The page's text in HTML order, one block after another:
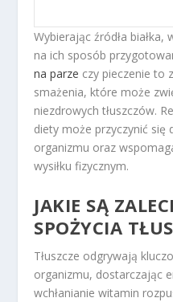
Wybierając źródła
na ich sposób
na parze czy pieczenie to
smażenia, które może
niezdrowych tłuszczów.
diety może przyczynić
organizmu oraz
wysiłku fizycznym.
JAKIE SĄ
SPOŻYCIA
Tłuszcze odgrywają
organizmu, dostarczając
wchłanianie witamin